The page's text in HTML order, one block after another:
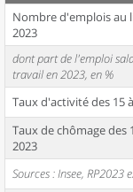
Nombre d'emplois au
2023
dont part de l'emploi
travail en 2023, en %
Taux d'activité des 15
Taux de chômage des
2023
Sources : Insee,